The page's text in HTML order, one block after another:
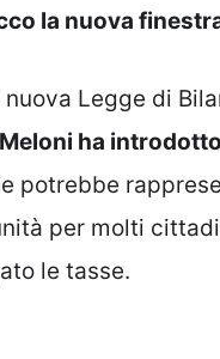
la nuova
nuova Legge di
Meloni ha
potrebbe
per molti
le tasse.